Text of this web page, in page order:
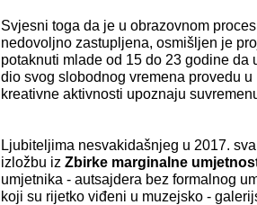
Svjesni toga da je u obrazovnom
nedovoljno zastupljena, osmišljen je
potaknuti mlade od 15 do 23 godine da
dio svog slobodnog vremena provedu
kreativne aktivnosti upoznaju
Ljubiteljima nesvakidašnjeg u 2017.
izložbu iz Zbirke marginalne
umjetnika - autsajdera bez formalnog
koji su rijetko viđeni u muzejsko -